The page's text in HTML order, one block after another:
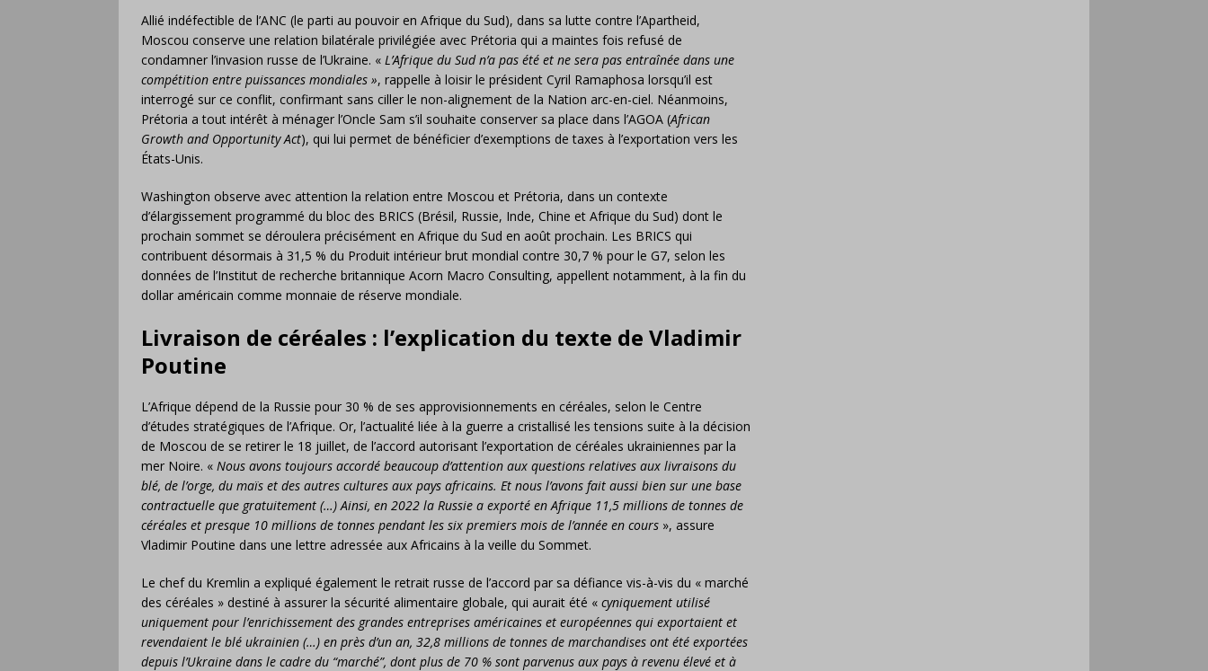
Allié indéfectible de l’ANC (le parti au pouvoir en Afrique du Sud), dans sa lutte contre l’Apartheid,
Moscou conserve une relation bilatérale privilégiée avec Prétoria qui a maintes fois refusé de
condamner l’invasion russe de l’Ukraine. « L’Afrique du Sud n’a pas été et ne sera pas entraînée dans une
compétition entre puissances mondiales », rappelle à loisir le président Cyril Ramaphosa lorsqu’il est
interrogé sur ce conflit, confirmant sans ciller le non-alignement de la Nation arc-en-ciel. Néanmoins,
Prétoria a tout intérêt à ménager l’Oncle Sam s’il souhaite conserver sa place dans l’AGOA (African
Growth and Opportunity Act), qui lui permet de bénéficier d’exemptions de taxes à l’exportation vers les
États-Unis.
Washington observe avec attention la relation entre Moscou et Prétoria, dans un contexte
d’élargissement programmé du bloc des BRICS (Brésil, Russie, Inde, Chine et Afrique du Sud) dont le
prochain sommet se déroulera précisément en Afrique du Sud en août prochain. Les BRICS qui
contribuent désormais à 31,5 % du Produit intérieur brut mondial contre 30,7 % pour le G7, selon les
données de l’Institut de recherche britannique Acorn Macro Consulting, appellent notamment, à la fin du
dollar américain comme monnaie de réserve mondiale.
Livraison de céréales : l’explication du texte de Vladimir
Poutine
L’Afrique dépend de la Russie pour 30 % de ses approvisionnements en céréales, selon le Centre
d’études stratégiques de l’Afrique. Or, l’actualité liée à la guerre a cristallisé les tensions suite à la décision
de Moscou de se retirer le 18 juillet, de l’accord autorisant l’exportation de céréales ukrainiennes par la
mer Noire. « Nous avons toujours accordé beaucoup d’attention aux questions relatives aux livraisons du
blé, de l’orge, du maïs et des autres cultures aux pays africains. Et nous l’avons fait aussi bien sur une base
contractuelle que gratuitement (…) Ainsi, en 2022 la Russie a exporté en Afrique 11,5 millions de tonnes de
céréales et presque 10 millions de tonnes pendant les six premiers mois de l’année en cours », assure
Vladimir Poutine dans une lettre adressée aux Africains à la veille du Sommet.
Le chef du Kremlin a expliqué également le retrait russe de l’accord par sa défiance vis-à-vis du « marché
des céréales » destiné à assurer la sécurité alimentaire globale, qui aurait été « cyniquement utilisé
uniquement pour l’enrichissement des grandes entreprises américaines et européennes qui exportaient et
revendaient le blé ukrainien (…) en près d’un an, 32,8 millions de tonnes de marchandises ont été exportées
depuis l’Ukraine dans le cadre du “marché”, dont plus de 70 % sont parvenus aux pays à revenu élevé et à